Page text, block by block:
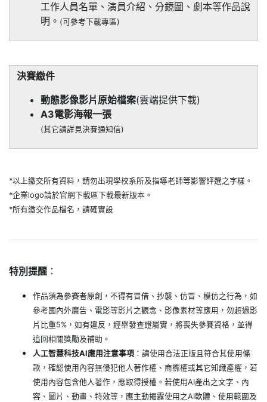
工作人員名單、演員介紹、分鏡圖、劇本等作品說
明。 (可參考下載專區)
決賽繳件
動態影像影片原始檔案(雲端提供下載)
A3電影海報一張
(其它請詳見決賽通知信)
*以上繳交所有資料，請勿出現學校系所及指導老師等影響評選之字樣。
*企業logo請於官網下載區下載最新版本。
*所有繳交作品檔名，請確實設
特別提醒 ：
作品須為參賽者原創，不得有冒借、抄襲、仿冒、模仿之行為，如
參考國內外廣告、電影等影片之觀念、影像素材等應用，勿超過影
片比重5%，如有違反，經舉發查證屬實，將喪失參賽資格，並得
追回相關獎勵及補助。
人工智慧科技AI應用注意事項 ：請使用合法正版且符合其使用條
款，確認使用內容無侵犯他人著作權、商標權或其它知識產權，若
使用內容包含他人著作，應取得授權。若使用AI產出之文字、內
容、圖片、動畫、特效等，應主動揭露使用之AI軟體、使用範圍及